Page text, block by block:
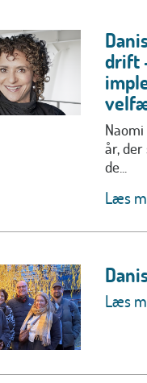
drift
år,
de...
Læs
Læs